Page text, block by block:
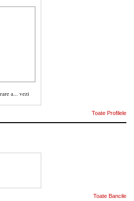
a... vezi
Toate Profilele
Toate Bancile